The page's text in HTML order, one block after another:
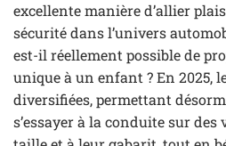
excellente manière d’allier
sécurité dans l’univers
est-il réellement possible de
unique à un enfant ? En 2025,
diversifiées, permettant
s’essayer à la conduite sur